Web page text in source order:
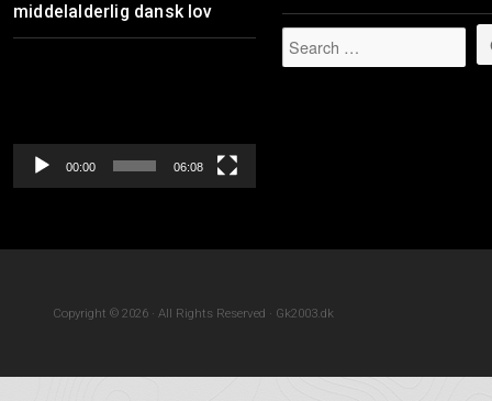
middelalderlig dansk lov
00:00 06:08
Copyright © 2026 · All Rights Reserved · Gk2003.dk